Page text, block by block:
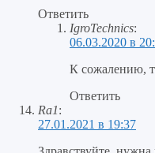
Ответить
IgroTechnics:
06.03.2020 в
К сожалению,
Ответить
Ra1:
27.01.2021 в 19:37